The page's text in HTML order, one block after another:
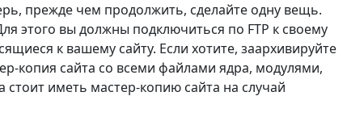
прежде чем продолжить, сделайте одну вещь.
этого вы должны подключиться по FTP к своему
к вашему сайту. Если хотите, заархивируйте
копия сайта со всеми файлами ядра, модулями,
иметь мастер-копию сайта на случай